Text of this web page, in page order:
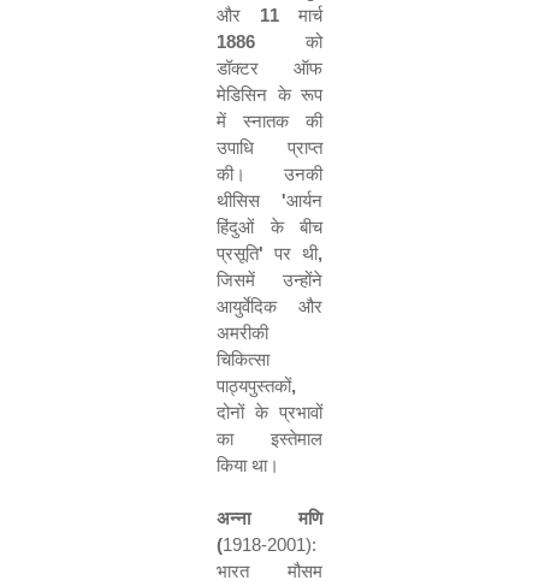
और 11 मार्च
1886 को
डॉक्टर ऑफ
मेडिसिन के रूप
में स्नातक की
उपाधि प्राप्त
की। उनकी
थीसिस 'आर्यन
हिंदुओं के बीच
प्रसूति' पर थी,
जिसमें उन्होंने
आयुर्वेदिक और
अमरीकी
चिकित्सा
पाठ्यपुस्तकों,
दोनों के प्रभावों
का इस्तेमाल
किया था।
अन्ना मणि
(1918-2001):
भारत मौसम